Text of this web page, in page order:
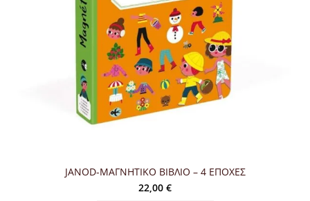
JANOD-ΜΑΓΝΗΤΙΚΟ ΒΙΒΛΙΟ – 4 ΕΠΟΧΕΣ
22,00 €